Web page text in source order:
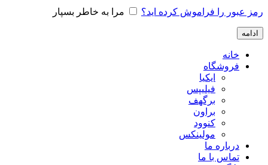
رمز عبور را فراموش کرده اید؟ مرا به خاطر بسپار
ادامه
خانه
فروشگاه
ایکیا
فیلیپس
برگهف
براون
کنوود
مولینکس
درباره ما
تماس با ما